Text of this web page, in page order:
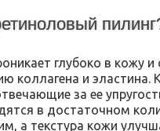
глубоко в кожу
коллагена и
за ее
в достаточном
а текстура кожи